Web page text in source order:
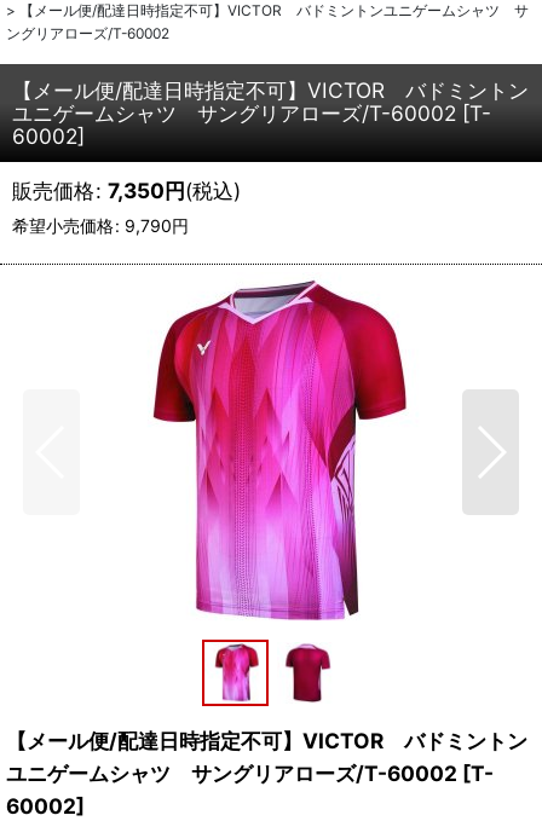
>
【メール便/配達日時指定不可】VICTOR バドミントンユニゲームシャツ サ
ングリアローズ/T-60002
【メール便/配達日時指定不可】VICTOR バドミントン
ユニゲームシャツ サングリアローズ/T-60002 [T-
60002]
販売価格: 7,350円(税込)
希望小売価格: 9,790円
【メール便/配達日時指定不可】VICTOR バドミントン
ユニゲームシャツ サングリアローズ/T-60002 [T-
60002]